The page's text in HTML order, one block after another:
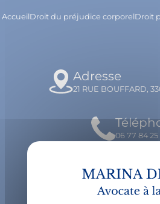
AccueilDroit du préjudice corporelDroit
Adresse
21 RUE BOUFFARD,
06 77 84 25
Email